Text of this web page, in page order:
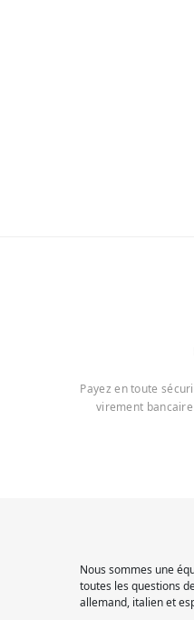
Payez en toute
virement
Nous sommes une
toutes les questions
allemand, italien et